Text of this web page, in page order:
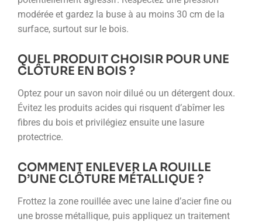
modérée et gardez la buse à au moins 30 cm de la
surface, surtout sur le bois.
QUEL PRODUIT CHOISIR POUR UNE
CLÔTURE EN BOIS ?
Optez pour un savon noir dilué ou un détergent doux.
Évitez les produits acides qui risquent d’abîmer les
fibres du bois et privilégiez ensuite une lasure
protectrice.
COMMENT ENLEVER LA ROUILLE
D’UNE CLÔTURE MÉTALLIQUE ?
Frottez la zone rouillée avec une laine d’acier fine ou
une brosse métallique, puis appliquez un traitement